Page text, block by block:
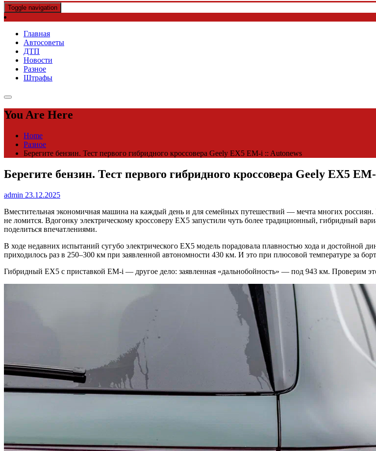
Toggle navigation
Главная
Автосоветы
ДТП
Новости
Разное
Штрафы
You Are Here
Home
Разное
Берегите бензин. Тест первого гибридного кроссовера Geely EX5 EM-i :: Autonews
Берегите бензин. Тест первого гибридного кроссовера Geely EX5
admin 23.12.2025
Вместительная экономичная машина на каждый день и для семейных путешествий — мечта многих
не ломится. Вдогонку электрическому кроссоверу EX5 запустили чуть более традиционный, гибридный
поделиться впечатлениями.
В ходе недавних испытаний сугубо электрического EX5 модель порадовала плавностью хода и достойной
приходилось раз в 250–300 км при заявленной автономности 430 км. И это при плюсовой температуре за
Гибридный EX5 с приставкой EM-i — другое дело: заявленная «дальнобойность» — под 943 км. Проверим